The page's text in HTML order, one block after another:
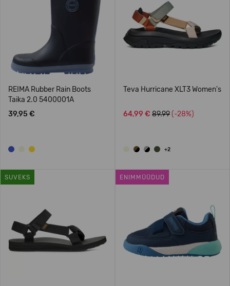
REIMA Rubber Rain Boots
Taika 2.0 5400001A
39,95 €
Teva Hurricane XLT3 Women's
64,99 € 89.99 (-28%)
+2
SUVEKS ENIMMÜÜDUD